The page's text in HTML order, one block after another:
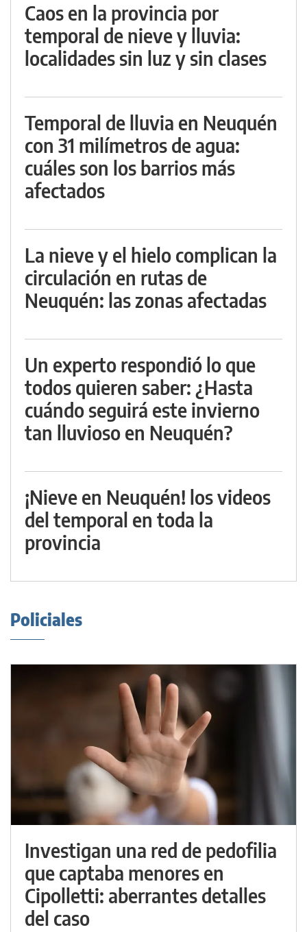
Caos en la provincia por
temporal de nieve y lluvia:
localidades sin luz y sin clases
Temporal de lluvia en Neuquén
con 31 milímetros de agua:
cuáles son los barrios más
afectados
La nieve y el hielo complican la
circulación en rutas de
Neuquén: las zonas afectadas
Un experto respondió lo que
todos quieren saber: ¿Hasta
cuándo seguirá este invierno
tan lluvioso en Neuquén?
¡Nieve en Neuquén! los videos
del temporal en toda la
provincia
Policiales
Investigan una red de pedofilia
que captaba menores en
Cipolletti: aberrantes detalles
del caso